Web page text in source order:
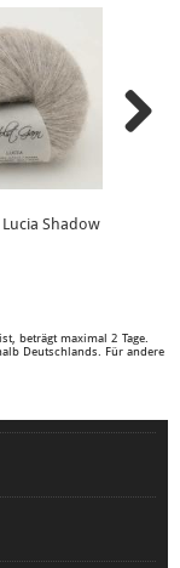
Shadow
beträgt maximal 2 Tage.
Deutschlands. Für andere